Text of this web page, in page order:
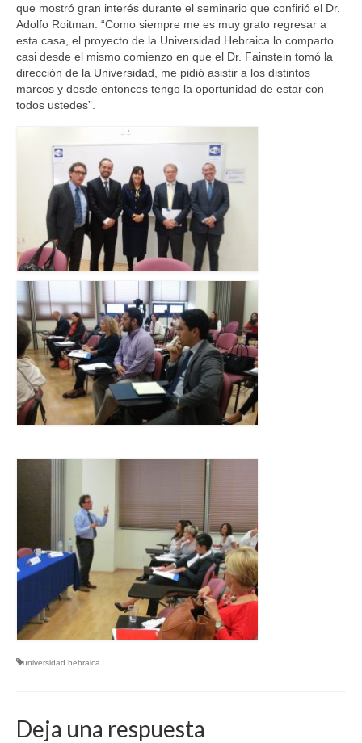
que mostró gran interés durante el seminario que confirió el Dr.
Adolfo Roitman: “Como siempre me es muy grato regresar a
esta casa, el proyecto de la Universidad Hebraica lo comparto
casi desde el mismo comienzo en que el Dr. Fainstein tomó la
dirección de la Universidad, me pidió asistir a los distintos
marcos y desde entonces tengo la oportunidad de estar con
todos ustedes”.
universidad hebraica
Deja una respuesta